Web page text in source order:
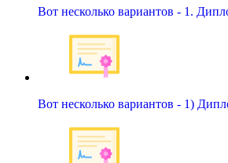
Вот несколько вариантов - 1.
Вот несколько вариантов - 1)